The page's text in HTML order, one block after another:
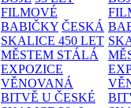
FILMOVÉ
BABIČKY ČESKÁ
SKALICE 450 LET
MĚSTEM STÁLÁ
EXPOZICE
VĚNOVANÁ
BITVĚ U ČESKÉ